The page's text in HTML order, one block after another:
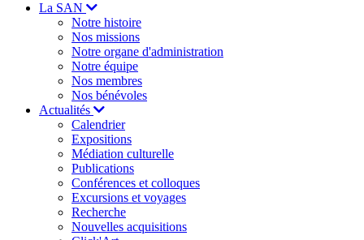
La SAN
Notre histoire
Nos missions
Notre organe d'administration
Notre équipe
Nos membres
Nos bénévoles
Actualités
Calendrier
Expositions
Médiation culturelle
Publications
Conférences et colloques
Excursions et voyages
Recherche
Nouvelles acquisitions